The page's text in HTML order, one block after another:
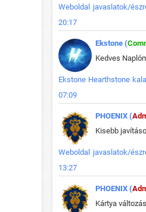
Weboldal javaslatok/
20:17
Ekstone (
Kedves
Ekstone Hearthstone
07:09
PHOENIX (
Kisebb
Weboldal javaslatok/
13:27
PHOENIX (